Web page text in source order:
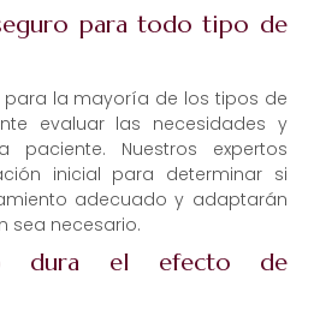
para todo tipo de
para la mayoría de los tipos de
evaluar las necesidades y
paciente. Nuestros expertos
inicial para determinar si
adecuado y adaptarán
sea necesario.
dura el efecto de